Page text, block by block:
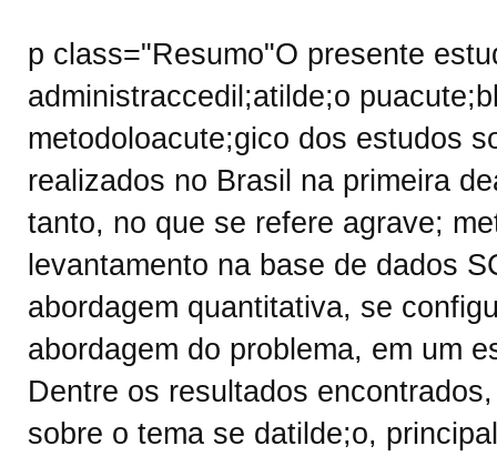
p class="Resumo"O presente
administraccedil;atilde;o
metodoloacute;gico dos estudos
realizados no Brasil na primeira
tanto, no que se refere agrave;
levantamento na base de dados
abordagem quantitativa, se
abordagem do problema, em um
Dentre os resultados
sobre o tema se datilde;o,